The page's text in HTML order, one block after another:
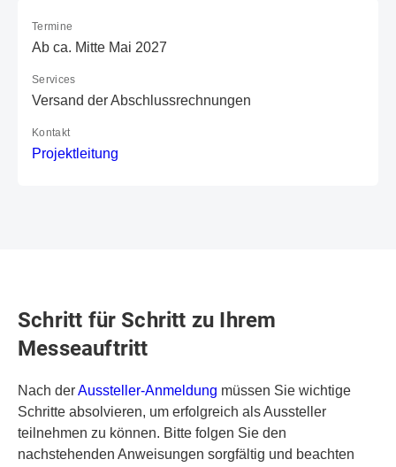
Termine
Ab ca. Mitte Mai 2027
Services
Versand der Abschlussrechnungen
Kontakt
Projektleitung
Schritt für Schritt zu Ihrem
Messeauftritt
Nach derAussteller-Anmeldung müssen Sie wichtige
Schritte absolvieren, um erfolgreich als Aussteller
teilnehmen zu können. Bitte folgen Sie den
nachstehenden Anweisungen sorgfältig und beachten